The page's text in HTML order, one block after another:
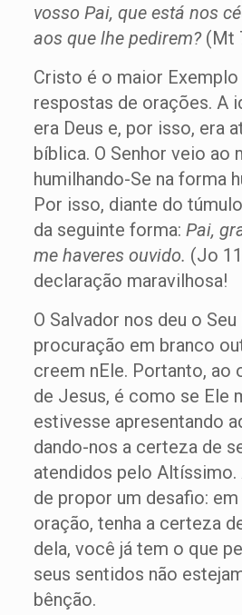
vosso Pai, que está nos
aos que lhe pedirem? (Mt
Cristo é o maior
respostas de orações. A
era Deus e, por isso, era
bíblica. O Senhor veio ao
humilhando-Se na forma
Por isso, diante do
da seguinte forma: Pai,
me haveres ouvido. (Jo
declaração maravilhosa!
O Salvador nos deu o
procuração em branco
creem nEle. Portanto, ao
de Jesus, é como se Ele
estivesse apresentando
dando-nos a certeza de
atendidos pelo Altíssimo.
de propor um desafio:
oração, tenha a certeza
dela, você já tem o que
seus sentidos não
bênção.